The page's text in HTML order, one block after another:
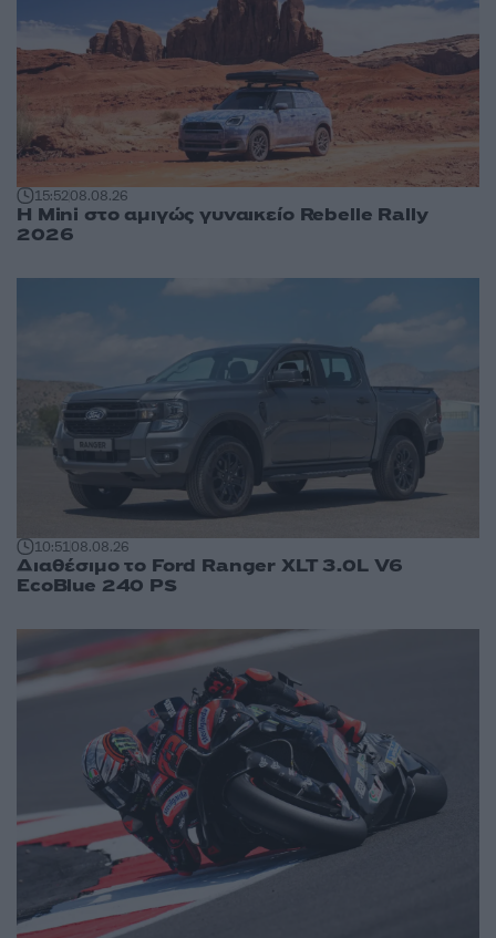
15:5208.08.26
Η Mini στο αμιγώς γυναικείο Rebelle Rally
2026
10:5108.08.26
Διαθέσιμο το Ford Ranger XLT 3.0L V6
EcoBlue 240 PS